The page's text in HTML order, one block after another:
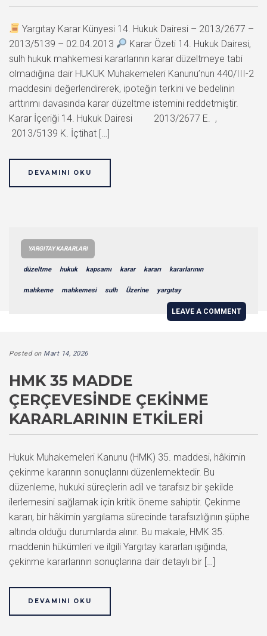
Yargıtay Karar Künyesi 14. Hukuk Dairesi – 2013/2677 –
2013/5139 – 02.04.2013
Karar Özeti 14. Hukuk Dairesi,
sulh hukuk mahkemesi kararlarının karar düzeltmeye tabi
olmadığına dair HUKUK Muhakemeleri Kanunu’nun 440/III-2
maddesini değerlendirerek, ipoteğin terkini ve bedelinin
arttırımı davasında karar düzeltme istemini reddetmiştir.
Karar İçeriği 14. Hukuk Dairesi 2013/2677 E. ,
2013/5139 K. İçtihat […]
DEVAMINI OKU
YARGITAY KARARLARI
düzeltme hukuk kapsamı karar kararı kararlarının
mahkeme mahkemesi sulh Üzerine yargıtay
LEAVE A COMMENT
Posted on Mart 14, 2026
HMK 35 MADDE
ÇERÇEVESINDE ÇEKINME
KARARLARININ ETKILERI
Hukuk Muhakemeleri Kanunu (HMK) 35. maddesi, hâkimin
çekinme kararının sonuçlarını düzenlemektedir. Bu
düzenleme, hukuki süreçlerin adil ve tarafsız bir şekilde
ilerlemesini sağlamak için kritik öneme sahiptir. Çekinme
kararı, bir hâkimin yargılama sürecinde tarafsızlığının şüphe
altında olduğu durumlarda alınır. Bu makale, HMK 35.
maddenin hükümleri ve ilgili Yargıtay kararları ışığında,
çekinme kararlarının sonuçlarına dair detaylı bir […]
DEVAMINI OKU